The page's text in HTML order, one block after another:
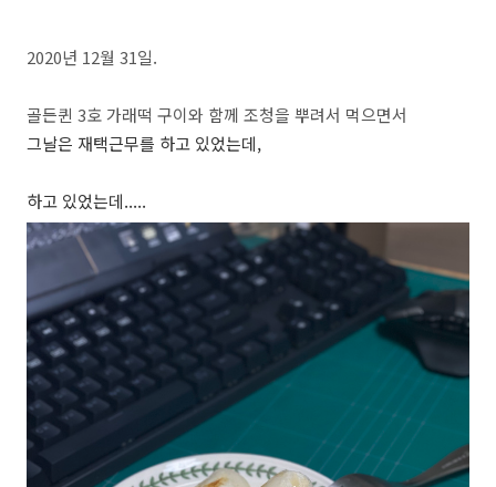
2020년 12월 31일.
골든퀸 3호 가래떡 구이와 함께 조청을 뿌려서 먹으면서
그날은 재택근무를 하고 있었는데,
하고 있었는데.....